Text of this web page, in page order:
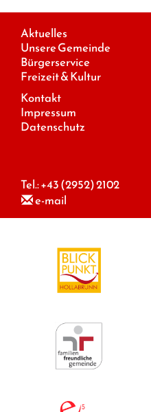
Aktuelles
Unsere Gemeinde
Bürgerservice
Freizeit & Kultur
Kontakt
Impressum
Datenschutz
Tel.:+43 (2952) 2102
e-mail